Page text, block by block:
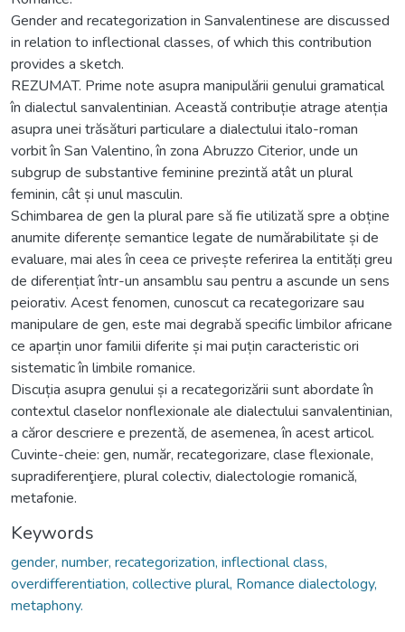
Gender and recategorization in Sanvalentinese are discussed
in relation to inflectional classes, of which this contribution
provides a sketch.
REZUMAT. Prime note asupra manipulării genului gramatical
în dialectul sanvalentinian. Această contribuție atrage atenția
asupra unei trăsături particulare a dialectului italo-roman
vorbit în San Valentino, în zona Abruzzo Citerior, unde un
subgrup de substantive feminine prezintă atât un plural
feminin, cât și unul masculin.
Schimbarea de gen la plural pare să fie utilizată spre a obține
anumite diferențe semantice legate de numărabilitate și de
evaluare, mai ales în ceea ce privește referirea la entități greu
de diferențiat într-un ansamblu sau pentru a ascunde un sens
peiorativ. Acest fenomen, cunoscut ca recategorizare sau
manipulare de gen, este mai degrabă specific limbilor africane
ce aparțin unor familii diferite și mai puțin caracteristic ori
sistematic în limbile romanice.
Discuția asupra genului și a recategorizării sunt abordate în
contextul claselor nonflexionale ale dialectului sanvalentinian,
a căror descriere e prezentă, de asemenea, în acest articol.
Cuvinte-cheie: gen, număr, recategorizare, clase flexionale,
supradiferenţiere, plural colectiv, dialectologie romanică,
metafonie.
Keywords
gender, number, recategorization, inflectional class,
overdifferentiation, collective plural, Romance dialectology,
metaphony.